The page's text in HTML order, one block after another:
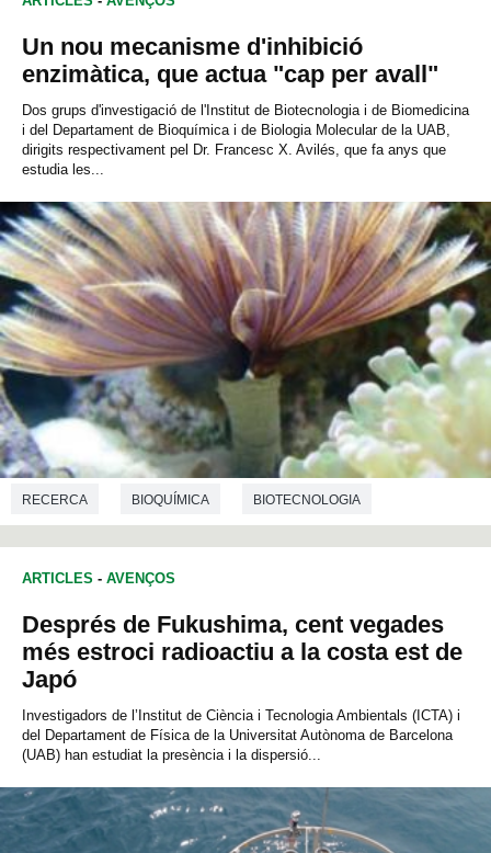
Un nou mecanisme d'inhibició
enzimàtica, que actua "cap per avall"
Dos grups d'investigació de l'Institut de Biotecnologia i de Biomedicina
i del Departament de Bioquímica i de Biologia Molecular de la UAB,
dirigits respectivament pel Dr. Francesc X. Avilés, que fa anys que
estudia les...
RECERCA BIOQUÍMICA BIOTECNOLOGIA
ARTICLES - AVENÇOS
Després de Fukushima, cent vegades
més estroci radioactiu a la costa est de
Japó
Investigadors de l’Institut de Ciència i Tecnologia Ambientals (ICTA) i
del Departament de Física de la Universitat Autònoma de Barcelona
(UAB) han estudiat la presència i la dispersió...